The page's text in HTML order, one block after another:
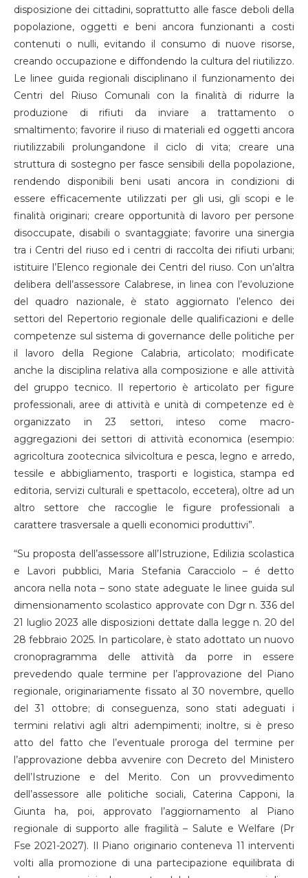
disposizione dei cittadini, soprattutto alle fasce deboli della
popolazione, oggetti e beni ancora funzionanti a costi
contenuti o nulli, evitando il consumo di nuove risorse,
creando occupazione e diffondendo la cultura del riutilizzo.
Le linee guida regionali disciplinano il funzionamento dei
Centri del Riuso Comunali con la finalità di ridurre la
produzione di rifiuti da inviare a trattamento o
smaltimento; favorire il riuso di materiali ed oggetti ancora
riutilizzabili prolungandone il ciclo di vita; creare una
struttura di sostegno per fasce sensibili della popolazione,
rendendo disponibili beni usati ancora in condizioni di
essere efficacemente utilizzati per gli usi, gli scopi e le
finalità originari; creare opportunità di lavoro per persone
disoccupate, disabili o svantaggiate; favorire una sinergia
tra i Centri del riuso ed i centri di raccolta dei rifiuti urbani;
istituire l’Elenco regionale dei Centri del riuso. Con un’altra
delibera dell’assessore Calabrese, in linea con l’evoluzione
del quadro nazionale, è stato aggiornato l’elenco dei
settori del Repertorio regionale delle qualificazioni e delle
competenze sul sistema di governance delle politiche per
il lavoro della Regione Calabria, articolato; modificate
anche la disciplina relativa alla composizione e alle attività
del gruppo tecnico. Il repertorio è articolato per figure
professionali, aree di attività e unità di competenze ed è
organizzato in 23 settori, inteso come macro-
aggregazioni dei settori di attività economica (esempio:
agricoltura zootecnica silvicoltura e pesca, legno e arredo,
tessile e abbigliamento, trasporti e logistica, stampa ed
editoria, servizi culturali e spettacolo, eccetera), oltre ad un
altro settore che raccoglie le figure professionali a
carattere trasversale a quelli economici produttivi”.
“Su proposta dell’assessore all’Istruzione, Edilizia scolastica
e Lavori pubblici, Maria Stefania Caracciolo – é detto
ancora nella nota – sono state adeguate le linee guida sul
dimensionamento scolastico approvate con Dgr n. 336 del
21 luglio 2023 alle disposizioni dettate dalla legge n. 20 del
28 febbraio 2025. In particolare, è stato adottato un nuovo
cronopragramma delle attività da porre in essere
prevedendo quale termine per l’approvazione del Piano
regionale, originariamente fissato al 30 novembre, quello
del 31 ottobre; di conseguenza, sono stati adeguati i
termini relativi agli altri adempimenti; inoltre, si è preso
atto del fatto che l’eventuale proroga del termine per
l’approvazione debba avvenire con Decreto del Ministero
dell’Istruzione e del Merito. Con un provvedimento
dell’assessore alle politiche sociali, Caterina Capponi, la
Giunta ha, poi, approvato l’aggiornamento al Piano
regionale di supporto alle fragilità – Salute e Welfare (Pr
Fse 2021-2027). Il Piano originario conteneva 11 interventi
volti alla promozione di una partecipazione equilibrata di